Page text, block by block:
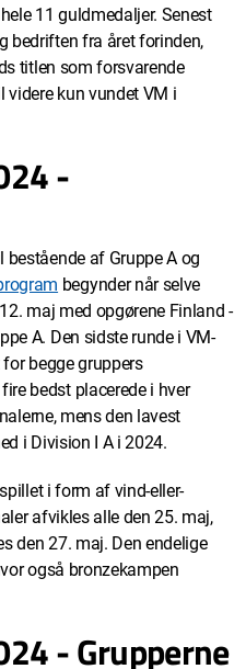
11 guldmedaljer. Senest
bedriften fra året forinden,
titlen som forsvarende
videre kun vundet VM i
-
af Gruppe A og
begynder når selve
maj med opgørene Finland -
A. Den sidste runde i VM-
begge gruppers
bedst placerede i hver
mens den lavest
i Division I A i 2024.
i form af vind-eller-
afvikles alle den 25. maj,
den 27. maj. Den endelige
også bronzekampen
- Grupperne